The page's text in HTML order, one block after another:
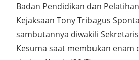
Badan Pendidikan dan
Kejaksaan Tony Tribagus
sambutannya diwakili Sekretaris
Kesuma saat membukan enam